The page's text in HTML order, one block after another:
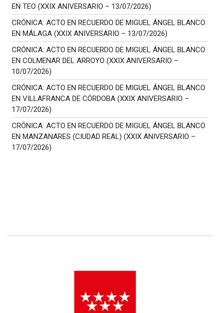
EN TEO (XXIX ANIVERSARIO – 13/07/2026)
CRÓNICA: ACTO EN RECUERDO DE MIGUEL ÁNGEL BLANCO
EN MÁLAGA (XXIX ANIVERSARIO – 13/07/2026)
CRÓNICA: ACTO EN RECUERDO DE MIGUEL ÁNGEL BLANCO
EN COLMENAR DEL ARROYO (XXIX ANIVERSARIO –
10/07/2026)
CRÓNICA: ACTO EN RECUERDO DE MIGUEL ÁNGEL BLANCO
EN VILLAFRANCA DE CÓRDOBA (XXIX ANIVERSARIO –
17/07/2026)
CRÓNICA: ACTO EN RECUERDO DE MIGUEL ÁNGEL BLANCO
EN MANZANARES (CIUDAD REAL) (XXIX ANIVERSARIO –
17/07/2026)